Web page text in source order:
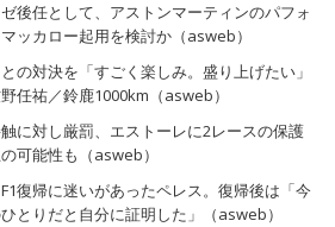
後任として、アストンマーティンのパフォ
ッカロー起用を検討か（asweb）
の対決を「すごく楽しみ。盛り上げたい」
任祐／鈴鹿1000km（asweb）
に対し厳罰、エストーレに2レースの保護
可能性も（asweb）
復帰に迷いがあったペレス。復帰後は「今
とりだと自分に証明した」（asweb）